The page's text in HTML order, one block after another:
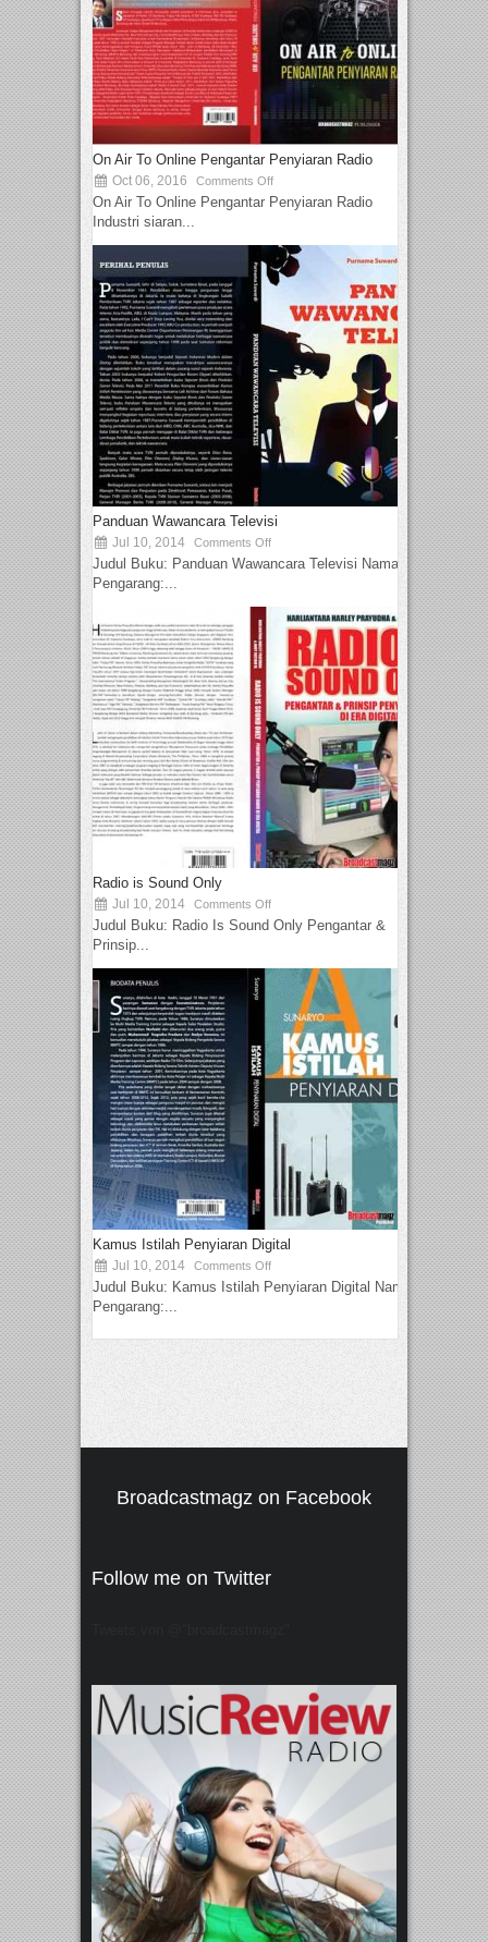
On Air To Online Pengantar Penyiaran Radio
Oct 06, 2016 Comments Off
On Air To Online Pengantar Penyiaran Radio
Industri siaran...
Panduan Wawancara Televisi
Jul 10, 2014 Comments Off
Judul Buku: Panduan Wawancara Televisi Nama
Pengarang:...
Radio is Sound Only
Jul 10, 2014 Comments Off
Judul Buku: Radio Is Sound Only Pengantar &
Prinsip...
Kamus Istilah Penyiaran Digital
Jul 10, 2014 Comments Off
Judul Buku: Kamus Istilah Penyiaran Digital Nama
Pengarang:...
Broadcastmagz on Facebook
Follow me on Twitter